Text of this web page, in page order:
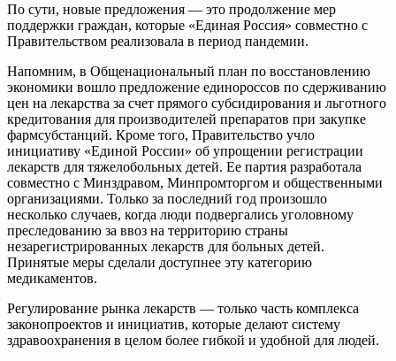
По сути, новые предложения — это продолжение мер
поддержки граждан, которые «Единая Россия» совместно с
Правительством реализовала в период пандемии.
Напомним, в Общенациональный план по восстановлению
экономики вошло предложение единороссов по сдерживанию
цен на лекарства за счет прямого субсидирования и льготного
кредитования для производителей препаратов при закупке
фармсубстанций. Кроме того, Правительство учло
инициативу «Единой России» об упрощении регистрации
лекарств для тяжелобольных детей. Ее партия разработала
совместно с Минздравом, Минпромторгом и общественными
организациями. Только за последний год произошло
несколько случаев, когда люди подвергались уголовному
преследованию за ввоз на территорию страны
незарегистрированных лекарств для больных детей.
Принятые меры сделали доступнее эту категорию
медикаментов.
Регулирование рынка лекарств — только часть комплекса
законопроектов и инициатив, которые делают систему
здравоохранения в целом более гибкой и удобной для людей.